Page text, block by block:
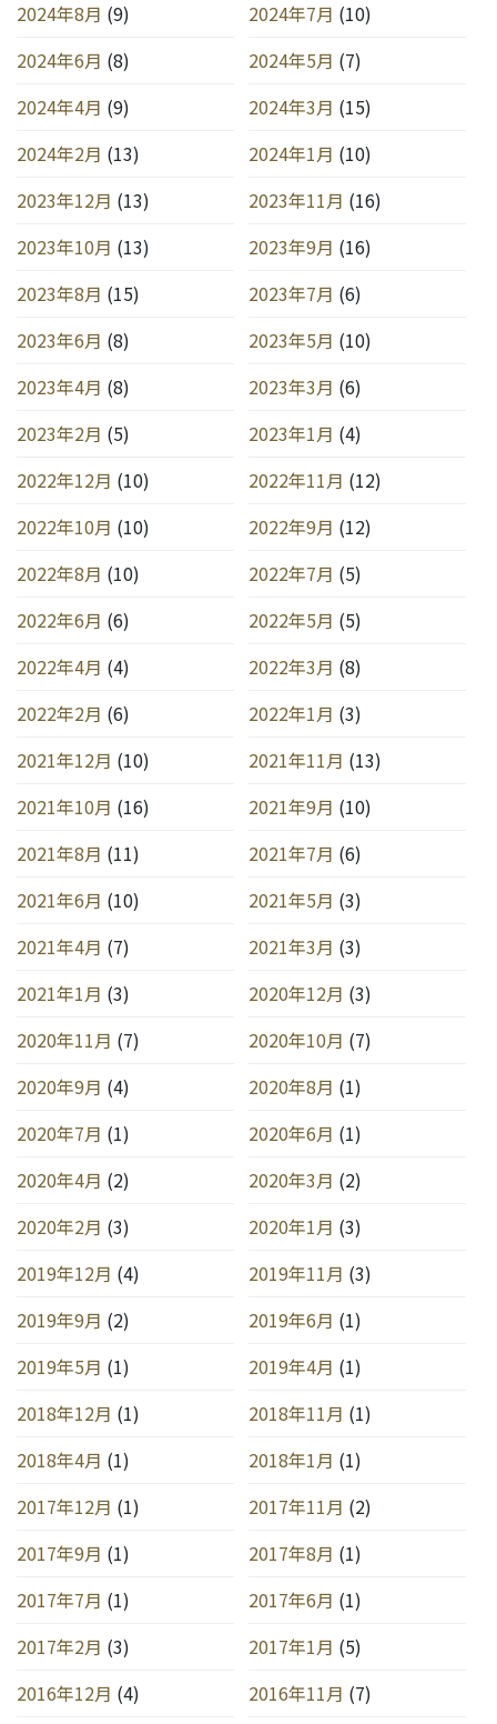
2024年8月 (9) 2024年7月 (10)
2024年6月 (8) 2024年5月 (7)
2024年4月 (9) 2024年3月 (15)
2024年2月 (13) 2024年1月 (10)
2023年12月 (13) 2023年11月 (16)
2023年10月 (13) 2023年9月 (16)
2023年8月 (15) 2023年7月 (6)
2023年6月 (8) 2023年5月 (10)
2023年4月 (8) 2023年3月 (6)
2023年2月 (5) 2023年1月 (4)
2022年12月 (10) 2022年11月 (12)
2022年10月 (10) 2022年9月 (12)
2022年8月 (10) 2022年7月 (5)
2022年6月 (6) 2022年5月 (5)
2022年4月 (4) 2022年3月 (8)
2022年2月 (6) 2022年1月 (3)
2021年12月 (10) 2021年11月 (13)
2021年10月 (16) 2021年9月 (10)
2021年8月 (11) 2021年7月 (6)
2021年6月 (10) 2021年5月 (3)
2021年4月 (7) 2021年3月 (3)
2021年1月 (3) 2020年12月 (3)
2020年11月 (7) 2020年10月 (7)
2020年9月 (4) 2020年8月 (1)
2020年7月 (1) 2020年6月 (1)
2020年4月 (2) 2020年3月 (2)
2020年2月 (3) 2020年1月 (3)
2019年12月 (4) 2019年11月 (3)
2019年9月 (2) 2019年6月 (1)
2019年5月 (1) 2019年4月 (1)
2018年12月 (1) 2018年11月 (1)
2018年4月 (1) 2018年1月 (1)
2017年12月 (1) 2017年11月 (2)
2017年9月 (1) 2017年8月 (1)
2017年7月 (1) 2017年6月 (1)
2017年2月 (3) 2017年1月 (5)
2016年12月 (4) 2016年11月 (7)